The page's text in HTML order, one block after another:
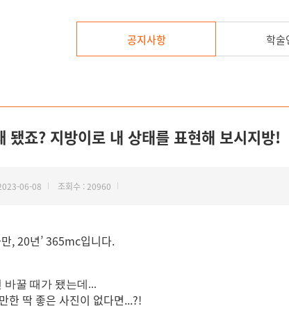
공지사항 학술
됐죠? 지방이로 내 상태를 표현해 보시지방!
06-08 조회수 : 20960
, 20년’ 365mc입니다.
바꿀 때가 됐는데...
한 딱 좋은 사진이 없다면...?!